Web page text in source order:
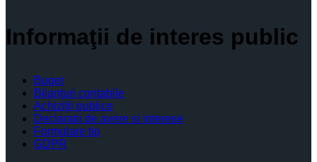
Informaţii de interes public
Buget
Bilanţuri contabile
Achiziţii publice
Declaratii de avere si interese
Formulare tip
GDPR